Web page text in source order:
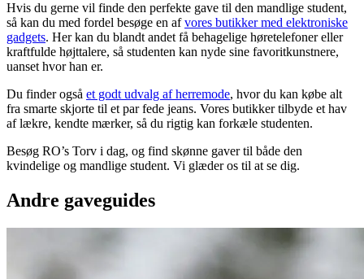
Hvis du gerne vil finde den perfekte gave til den mandlige student,
så kan du med fordel besøge en afvores butikker med elektroniske
gadgets. Her kan du blandt andet få behagelige høretelefoner eller
kraftfulde højttalere, så studenten kan nyde sine favoritkunstnere,
uanset hvor han er.
Du finder også et godt udvalg af herremode, hvor du kan købe alt
fra smarte skjorte til et par fede jeans. Vores butikker tilbyde et hav
af lækre, kendte mærker, så du rigtig kan forkæle studenten.
Besøg RO’s Torv i dag, og find skønne gaver til både den
kvindelige og mandlige student. Vi glæder os til at se dig.
Andre gaveguides